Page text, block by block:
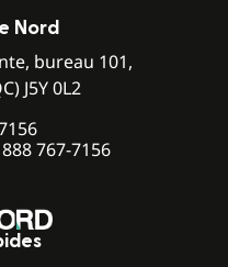
Nord
bureau 101,
J5Y 0L2
767-7156